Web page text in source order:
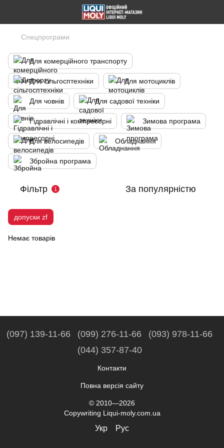
Спецпрограми
Для комерційного транспорту
Для сільгосптехніки Для мотоциклів
Для човнів Для садової техніки
Гідравлічні і компресорні Зимова програма
Для велосипедів Обладнання
Збройна програма
Фільтр 1 За популярністю
допуски zf
Немає товарів
(097) 139-11-66 (099) 276-11-66
(093) 978-11-66
(044) 357-87-40
Контакти
Повна версія сайту
© 2010—2026
Copywriting Liqui-moly.com.ua
Укр Рус